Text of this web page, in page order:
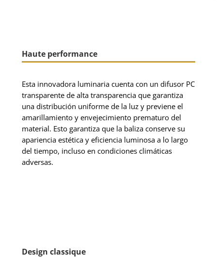
Haute performance
Esta innovadora luminaria cuenta con un difusor PC
transparente de alta transparencia que garantiza
una distribución uniforme de la luz y previene el
amarillamiento y envejecimiento prematuro del
material. Esto garantiza que la baliza conserve su
apariencia estética y eficiencia luminosa a lo largo
del tiempo, incluso en condiciones climáticas
adversas.
Design classique